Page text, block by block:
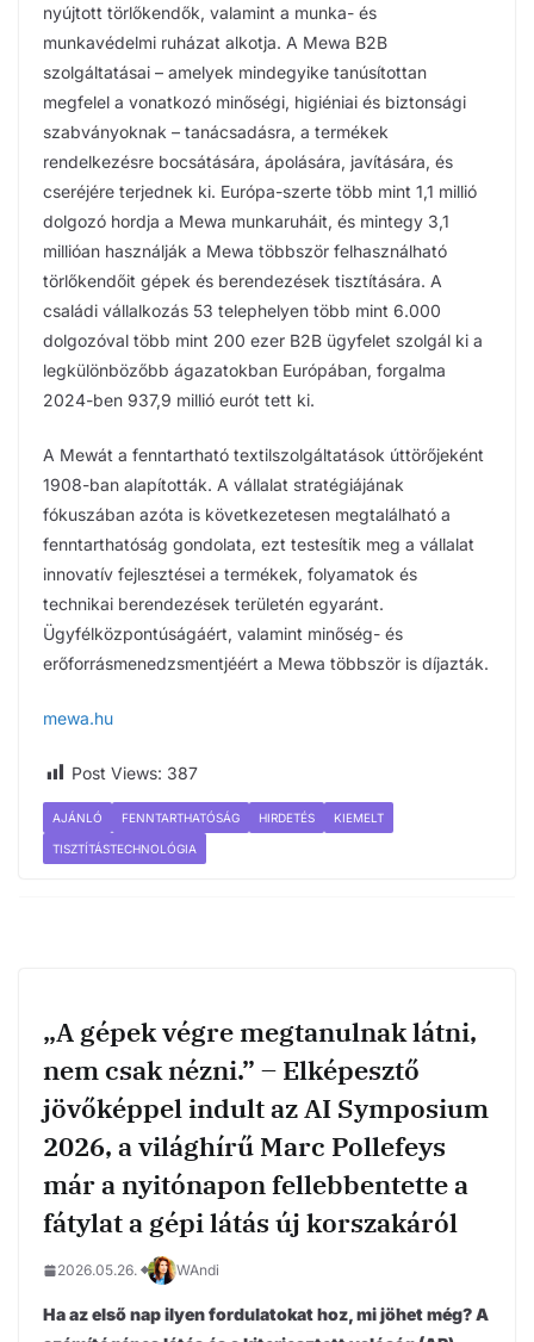
nyújtott törlőkendők, valamint a munka- és
munkavédelmi ruházat alkotja. A Mewa B2B
szolgáltatásai – amelyek mindegyike tanúsítottan
megfelel a vonatkozó minőségi, higiéniai és biztonsági
szabványoknak – tanácsadásra, a termékek
rendelkezésre bocsátására, ápolására, javítására, és
cseréjére terjednek ki. Európa-szerte több mint 1,1 millió
dolgozó hordja a Mewa munkaruháit, és mintegy 3,1
millióan használják a Mewa többször felhasználható
törlőkendőit gépek és berendezések tisztítására. A
családi vállalkozás 53 telephelyen több mint 6.000
dolgozóval több mint 200 ezer B2B ügyfelet szolgál ki a
legkülönbözőbb ágazatokban Európában, forgalma
2024-ben 937,9 millió eurót tett ki.
A Mewát a fenntartható textilszolgáltatások úttörőjeként
1908-ban alapították. A vállalat stratégiájának
fókuszában azóta is következetesen megtalálható a
fenntarthatóság gondolata, ezt testesítik meg a vállalat
innovatív fejlesztései a termékek, folyamatok és
technikai berendezések területén egyaránt.
Ügyfélközpontúságáért, valamint minőség- és
erőforrásmenedzsmentjéért a Mewa többször is díjazták.
mewa.hu
Post Views: 387
AJÁNLÓ FENNTARTHATÓSÁG HIRDETÉS KIEMELT
TISZTÍTÁSTECHNOLÓGIA
„A gépek végre megtanulnak látni,
nem csak nézni.” – Elképesztő
jövőképpel indult az AI Symposium
2026, a világhírű Marc Pollefeys
már a nyitónapon fellebbentette a
fátylat a gépi látás új korszakáról
2026.05.26. WAndi
Ha az első nap ilyen fordulatokat hoz, mi jöhet még? A